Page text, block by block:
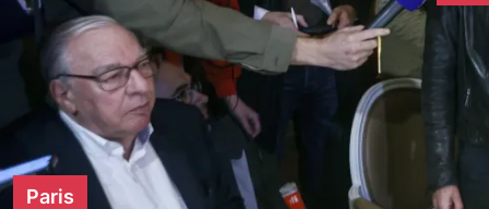
Paris